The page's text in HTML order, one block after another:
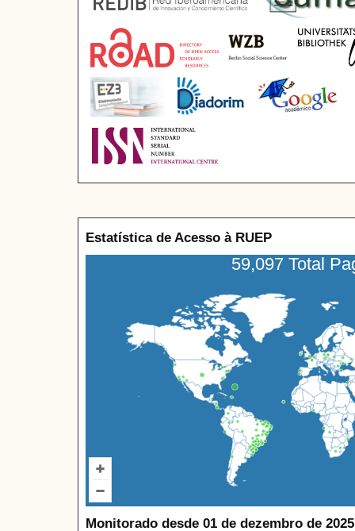
Estatística de Acesso à RUEP
59,097 Total
Monitorado desde 01 de dezembro de